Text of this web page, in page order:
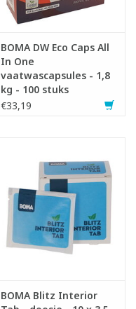
BOMA DW Eco Caps All
In One
vaatwascapsules - 1,8
kg - 100 stuks
€33,19
BOMA Blitz Interior